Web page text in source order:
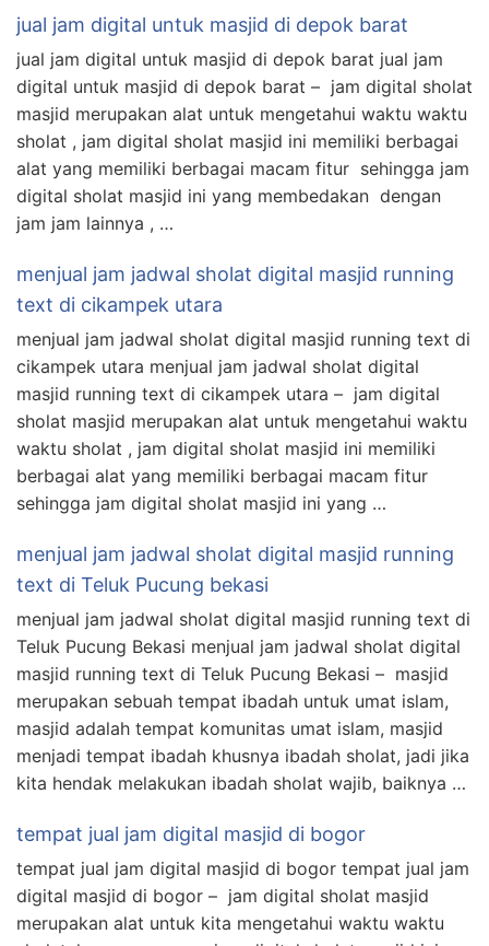
jual jam digital untuk masjid di depok barat
jual jam digital untuk masjid di depok barat jual jam
digital untuk masjid di depok barat – jam digital sholat
masjid merupakan alat untuk mengetahui waktu waktu
sholat , jam digital sholat masjid ini memiliki berbagai
alat yang memiliki berbagai macam fitur sehingga jam
digital sholat masjid ini yang membedakan dengan
jam jam lainnya , …
menjual jam jadwal sholat digital masjid running
text di cikampek utara
menjual jam jadwal sholat digital masjid running text di
cikampek utara menjual jam jadwal sholat digital
masjid running text di cikampek utara – jam digital
sholat masjid merupakan alat untuk mengetahui waktu
waktu sholat , jam digital sholat masjid ini memiliki
berbagai alat yang memiliki berbagai macam fitur
sehingga jam digital sholat masjid ini yang …
menjual jam jadwal sholat digital masjid running
text di Teluk Pucung bekasi
menjual jam jadwal sholat digital masjid running text di
Teluk Pucung Bekasi menjual jam jadwal sholat digital
masjid running text di Teluk Pucung Bekasi – masjid
merupakan sebuah tempat ibadah untuk umat islam,
masjid adalah tempat komunitas umat islam, masjid
menjadi tempat ibadah khusnya ibadah sholat, jadi jika
kita hendak melakukan ibadah sholat wajib, baiknya …
tempat jual jam digital masjid di bogor
tempat jual jam digital masjid di bogor tempat jual jam
digital masjid di bogor – jam digital sholat masjid
merupakan alat untuk kita mengetahui waktu waktu